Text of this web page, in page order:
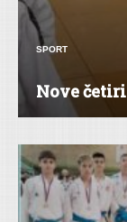
SPORT
Nove